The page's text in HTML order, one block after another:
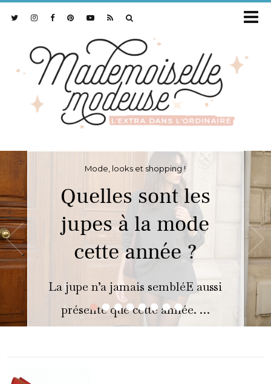
••••••••
Mode, looks et shopping !
Quelles sont les
jupes à la mode
cette année ?
La jupe n’a jamais sembléE aussi
présente que cette année. …